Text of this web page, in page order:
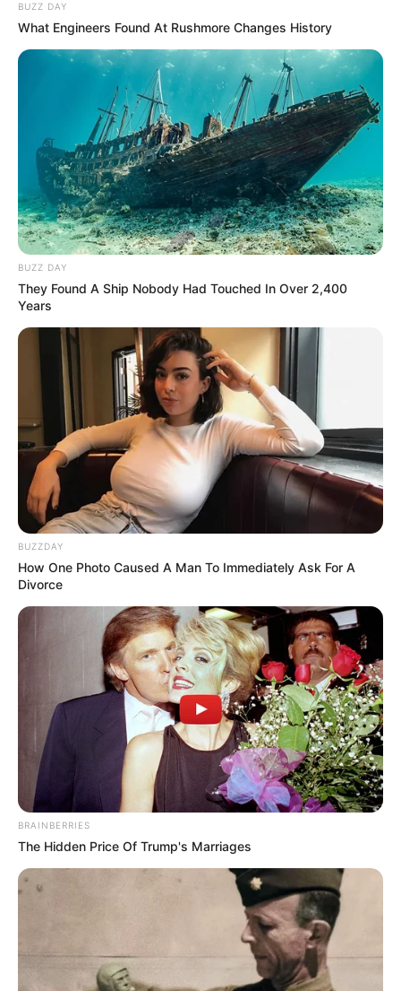
BUZZ DAY
What Engineers Found At Rushmore Changes History
BUZZ DAY
They Found A Ship Nobody Had Touched In Over 2,400
Years
BUZZDAY
How One Photo Caused A Man To Immediately Ask For A
Divorce
BRAINBERRIES
The Hidden Price Of Trump's Marriages